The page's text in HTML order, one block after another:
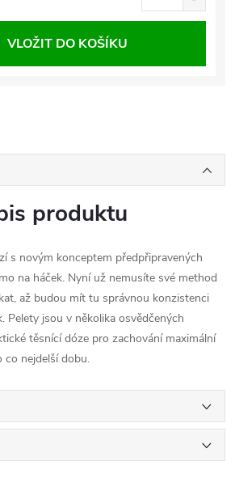
VLOŽIT DO KOŠÍKU
produktu
s novým konceptem předpřipravených
na háček. Nyní už nemusíte své method
až budou mít tu správnou konzistenci
Pelety jsou v několika osvědčených
těsnící dóze pro zachování maximální
co nejdelší dobu.